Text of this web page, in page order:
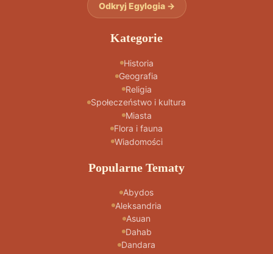
Odkryj Egylogia →
Kategorie
Historia
Geografia
Religia
Społeczeństwo i kultura
Miasta
Flora i fauna
Wiadomości
Popularne Tematy
Abydos
Aleksandria
Asuan
Dahab
Dandara